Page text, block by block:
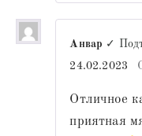
Анвар ✓
24.02.2023
Отличное
приятная